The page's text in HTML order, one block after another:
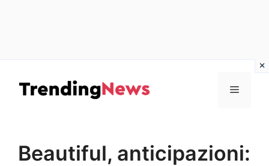
contenuto
Menu
Beautiful, anticipazioni: